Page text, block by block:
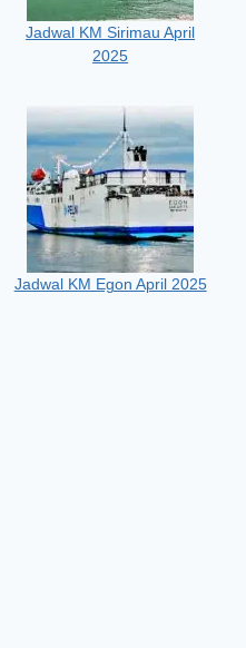
Jadwal KM Sirimau April
2025
Jadwal KM Egon April 2025